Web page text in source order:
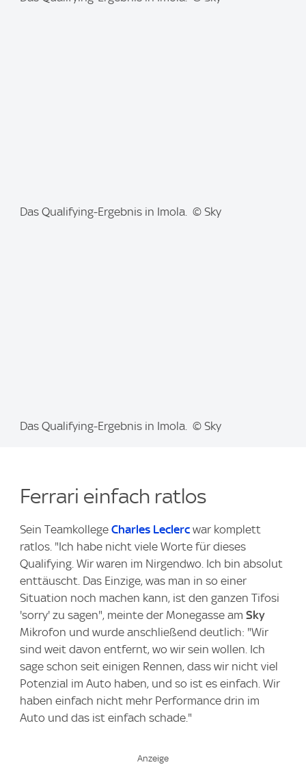
Das Qualifying-Ergebnis in Imola. © Sky
Das Qualifying-Ergebnis in Imola. © Sky
Ferrari einfach ratlos
Sein Teamkollege Charles Leclerc war komplett
ratlos. "Ich habe nicht viele Worte für dieses
Qualifying. Wir waren im Nirgendwo. Ich bin absolut
enttäuscht. Das Einzige, was man in so einer
Situation noch machen kann, ist den ganzen Tifosi
'sorry' zu sagen", meinte der Monegasse am Sky
Mikrofon und wurde anschließend deutlich: "Wir
sind weit davon entfernt, wo wir sein wollen. Ich
sage schon seit einigen Rennen, dass wir nicht viel
Potenzial im Auto haben, und so ist es einfach. Wir
haben einfach nicht mehr Performance drin im
Auto und das ist einfach schade."